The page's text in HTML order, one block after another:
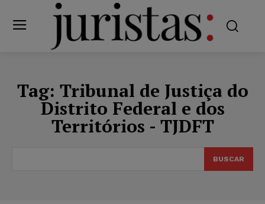
Tag: Tribunal de Justiça do
Distrito Federal e dos
Territórios - TJDFT
BUSCAR